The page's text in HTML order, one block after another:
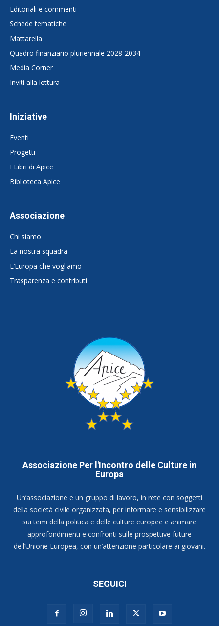
Editoriali e commenti
Schede tematiche
Mattarella
Quadro finanziario pluriennale 2028-2034
Media Corner
Inviti alla lettura
Iniziative
Eventi
Progetti
I Libri di Apice
Biblioteca Apice
Associazione
Chi siamo
La nostra squadra
L’Europa che vogliamo
Trasparenza e contributi
Associazione Per l'Incontro delle Culture in
Europa
Un’associazione e un gruppo di lavoro, in rete con soggetti
della società civile organizzata, per informare e sensibilizzare
sui temi della politica e delle culture europee e animare
approfondimenti e confronti sulle prospettive future
dell’Unione Europea, con un’attenzione particolare ai giovani.
SEGUICI